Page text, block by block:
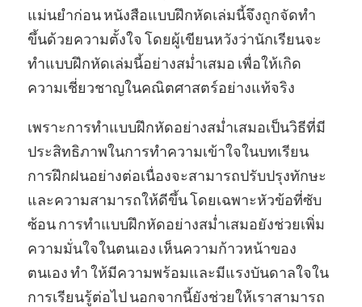
แม่นยำก่อน หนังสือแบบฝึกหัดเล่มนี้จึงถูกจัดทำ
ขึ้นด้วยความตั้งใจ โดยผู้เขียนหวังว่านักเรียนจะ
ทำแบบฝึกหัดเล่มนี้อย่างสม่ำเสมอ เพื่อให้เกิด
ความเชี่ยวชาญในคณิตศาสตร์อย่างแท้จริง
เพราะการทําแบบฝึกหัดอย่างสม่ำเสมอเป็นวิธีที่มี
ประสิทธิภาพในการทําความเข้าใจในบทเรียน
การฝึกฝนอย่างต่อเนื่องจะสามารถปรับปรุงทักษะ
และความสามารถให้ดีขึ้น โดยเฉพาะหัวข้อที่ซับ
ซ้อน การทําแบบฝึกหัดอย่างสม่ำเสมอยังช่วยเพิ่ม
ความมั่นใจในตนเอง เห็นความก้าวหน้าของ
ตนเอง ทํา ให้มีความพร้อมและมีแรงบันดาลใจใน
การเรียนรู้ต่อไป นอกจากนี้ยังช่วยให้เราสามารถ